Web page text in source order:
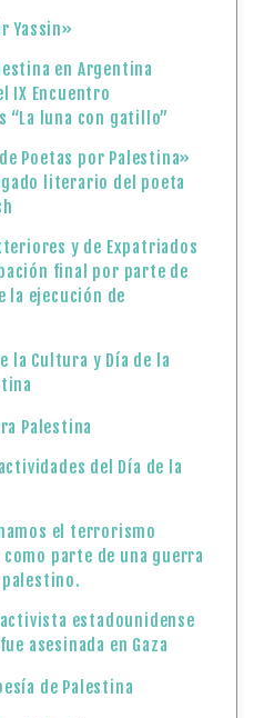
Yassin»
en Argentina
IX Encuentro
“La luna con gatillo”
Poetas por Palestina»
literario del poeta
y de Expatriados
final por parte de
la ejecución de
la Cultura y Día de la
Palestina
del Día de la
el terrorismo
parte de una guerra
estadounidense
asesinada en Gaza
de Palestina